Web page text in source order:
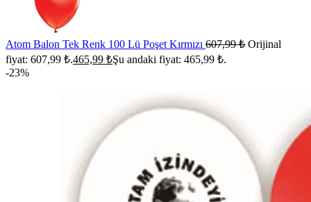
Atom Balon Tek Renk 100 Lü Poşet Kırmızı 607,99₺ Orijinal
fiyat: 607,99 ₺.465,99 ₺Şu andaki fiyat: 465,99 ₺.
-23%